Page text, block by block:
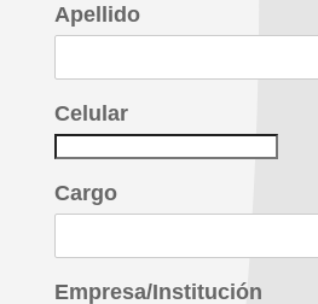
Apellido
Celular
Cargo
Empresa/Institución